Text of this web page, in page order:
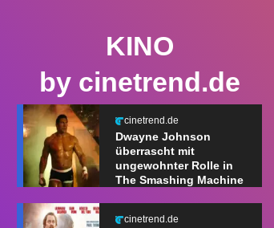
KINO
by cinetrend.de
cinetrend.de
Dwayne Johnson
überrascht mit
ungewohnter Rolle in
The Smashing Machine
cinetrend.de